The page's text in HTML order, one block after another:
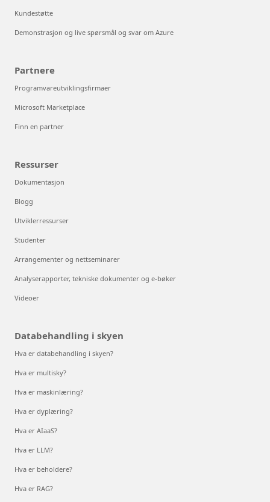
Kundestøtte
Demonstrasjon og live spørsmål og svar om Azure
Partnere
Programvareutviklingsfirmaer
Microsoft Marketplace
Finn en partner
Ressurser
Dokumentasjon
Blogg
Utviklerressurser
Studenter
Arrangementer og nettseminarer
Analyserapporter, tekniske dokumenter og e-bøker
Videoer
Databehandling i skyen
Hva er databehandling i skyen?
Hva er multisky?
Hva er maskinlæring?
Hva er dyplæring?
Hva er AIaaS?
Hva er LLM?
Hva er beholdere?
Hva er RAG?